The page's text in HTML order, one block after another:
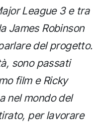
League 3 e tra
James Robinson
del progetto.
sono passati
film e Ricky
nel mondo del
per lavorare